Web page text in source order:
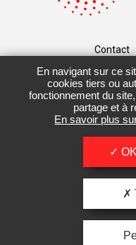
Contact
Vos
En navigant sur ce
cookies tiers ou
fonctionnement du
partage et à
En savoir plus